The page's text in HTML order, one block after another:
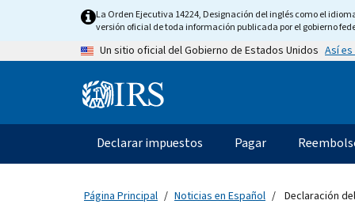
content
La Orden Ejecutiva 14224, Designación del inglés como el
versión oficial de toda información publicada por el gobierno
Un sitio oficial del Gobierno de Estados Unidos Así
Information
Navegación
principal
Declarar impuestos Pagar
Página Principal Noticias en Español Declaración